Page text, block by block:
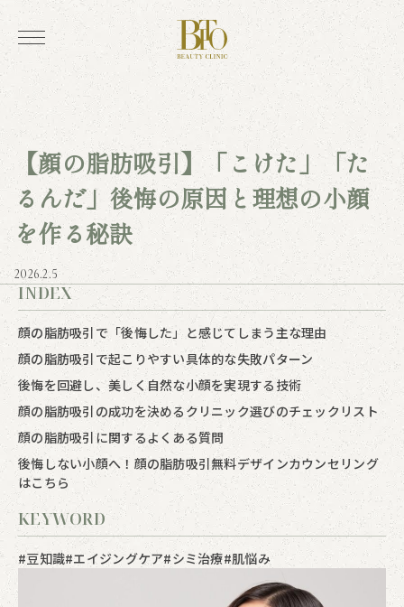
【顔の脂肪吸引】「こけた」「た
るんだ」後悔の原因と理想の小顔
を作る秘訣
2026.2.5
INDEX
顔の脂肪吸引で「後悔した」と感じてしまう主な理由
顔の脂肪吸引で起こりやすい具体的な失敗パターン
後悔を回避し、美しく自然な小顔を実現する技術
顔の脂肪吸引の成功を決めるクリニック選びのチェックリスト
顔の脂肪吸引に関するよくある質問
後悔しない小顔へ！顔の脂肪吸引無料デザインカウンセリング
はこちら
KEYWORD
#豆知識#エイジングケア#シミ治療#肌悩み